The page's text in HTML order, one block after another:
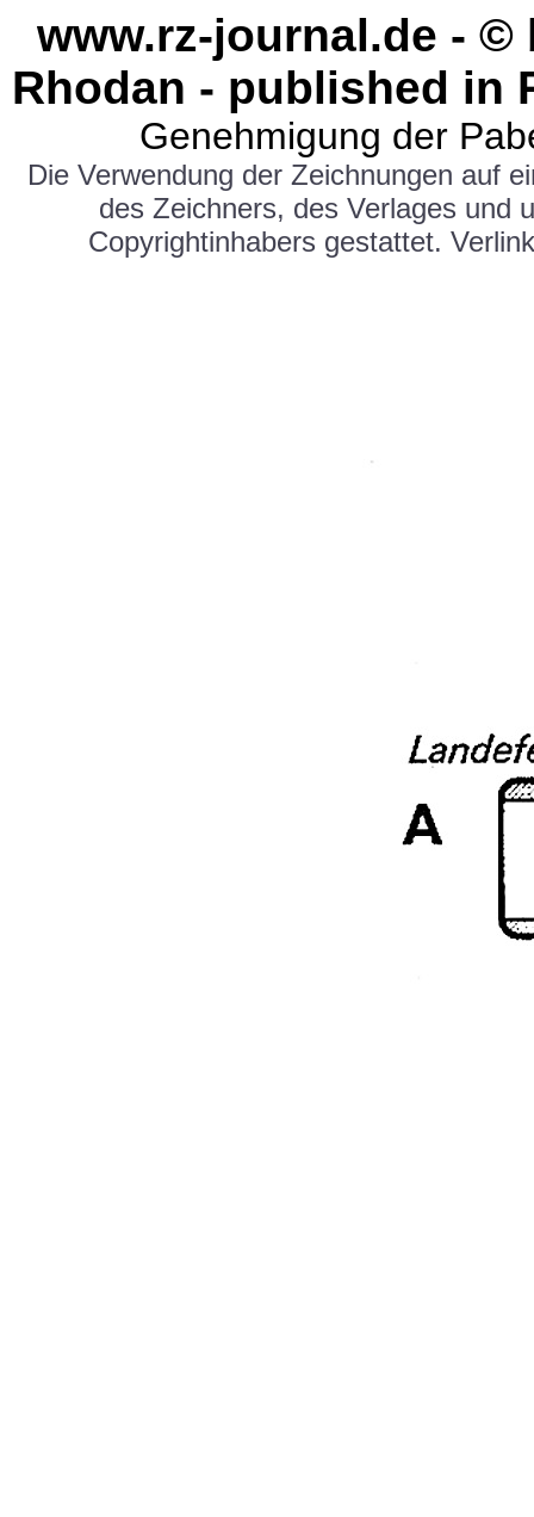
www.rz-journal.de - ©
Rhodan - published in
Genehmigung der
Die Verwendung der Zeichnungen auf
des Zeichners, des Verlages und
Copyrightinhabers gestattet.